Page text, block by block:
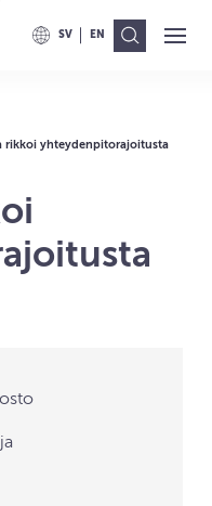
SV
VAIHDA KIELELLE SWITCH
EN
VAIHDA KIELELLE
rikkoi yhteydenpitorajoitusta